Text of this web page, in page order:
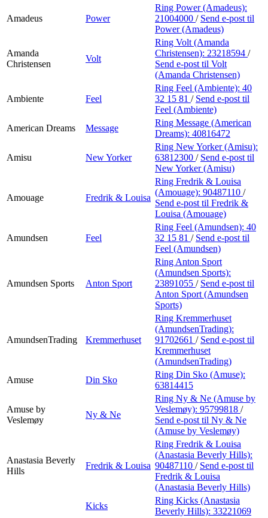
Amadeus Power
Ring Power (Amadeus):
21004000 / Send e-post til
Power (Amadeus)
Amanda
Christensen
Volt
Ring Volt (Amanda
Christensen): 23218594 /
Send e-post til Volt
(Amanda Christensen)
Ambiente Feel
Ring Feel (Ambiente): 40
32 15 81 / Send e-post til
Feel (Ambiente)
American Dreams
Message
Ring Message (American
Dreams): 40816472
Amisu New Yorker
Ring New Yorker (Amisu):
63812300 / Send e-post til
New Yorker (Amisu)
Amouage Fredrik & Louisa
Ring Fredrik & Louisa
(Amouage): 90487110 /
Send e-post til Fredrik &
Louisa (Amouage)
Amundsen Feel
Ring Feel (Amundsen): 40
32 15 81 / Send e-post til
Feel (Amundsen)
Amundsen Sports Anton Sport
Ring Anton Sport
(Amundsen Sports):
23891055 / Send e-post til
Anton Sport (Amundsen
Sports)
AmundsenTrading Kremmerhuset
Ring Kremmerhuset
(AmundsenTrading):
91702661 / Send e-post til
Kremmerhuset
(AmundsenTrading)
Amuse
Din Sko
Ring Din Sko (Amuse):
63814415
Amuse by
Veslemøy
Ny & Ne
Ring Ny & Ne (Amuse by
Veslemøy): 95799818 /
Send e-post til Ny & Ne
(Amuse by Veslemøy)
Anastasia Beverly
Hills
Fredrik & Louisa
Ring Fredrik & Louisa
(Anastasia Beverly Hills):
90487110 / Send e-post til
Fredrik & Louisa
(Anastasia Beverly Hills)
Kicks
Ring Kicks (Anastasia
Beverly Hills): 33221069